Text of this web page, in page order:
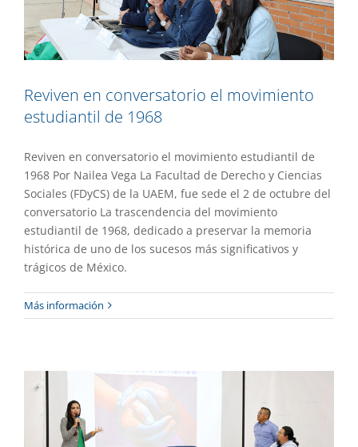
Reviven en conversatorio el movimiento
estudiantil de 1968
Reviven en conversatorio el movimiento estudiantil de
1968 Por Nailea Vega La Facultad de Derecho y Ciencias
Sociales (FDyCS) de la UAEM, fue sede el 2 de octubre del
conversatorio La trascendencia del movimiento
estudiantil de 1968, dedicado a preservar la memoria
histórica de uno de los sucesos más significativos y
trágicos de México.
Más información
Impulsan la reflexión sobre la libertad